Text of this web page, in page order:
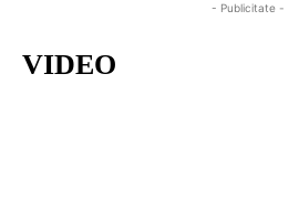
- Publicitate -
VIDEO